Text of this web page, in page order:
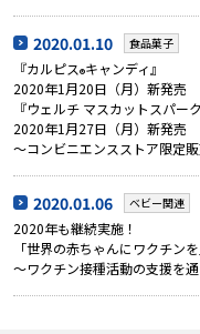
2020.01.10 食品菓子
『カルピス®キャンディ』
2020年1月20日（月）新発売
『ウェルチ マスカットスパー
2020年1月27日（月）新発売
～コンビニエンスストア限定
2020.01.06 ベビー関連
2020年も継続実施！
「世界の赤ちゃんにワクチン
～ワクチン接種活動の支援を